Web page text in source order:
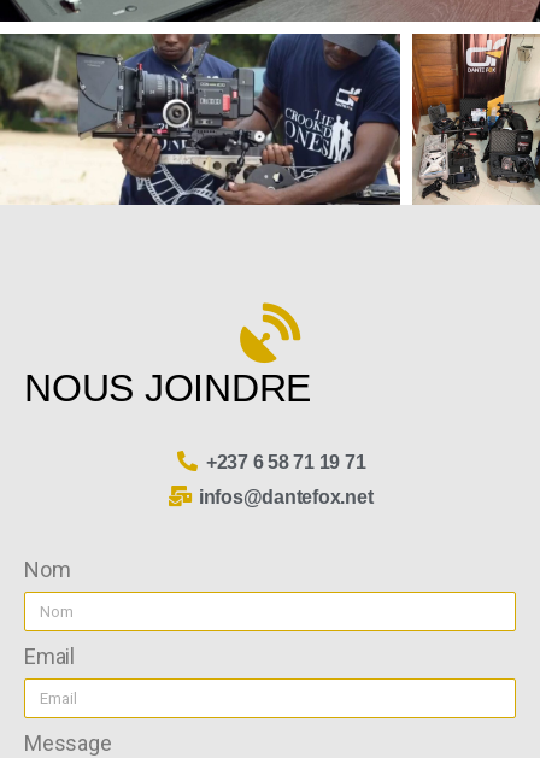
NOUS JOINDRE
+237 6 58 71 19 71
infos@dantefox.net
Nom
Email
Message